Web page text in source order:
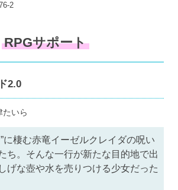
2
RPGサポート
2.0
いら
に棲む赤竜イーゼルクレイダの呪い
ち。そんな一行が新たな目的地で出
げな壺や水を売りつける少女だった